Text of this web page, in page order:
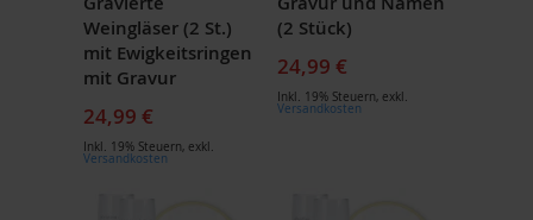
Weingläser (2 St.)
mit Ewigkeitsringen
mit Gravur
24,99 €
Inkl. 19% Steuern, exkl.
Versandkosten
(2 Stück)
24,99 €
Inkl. 19% Steuern, exkl.
Versandkosten